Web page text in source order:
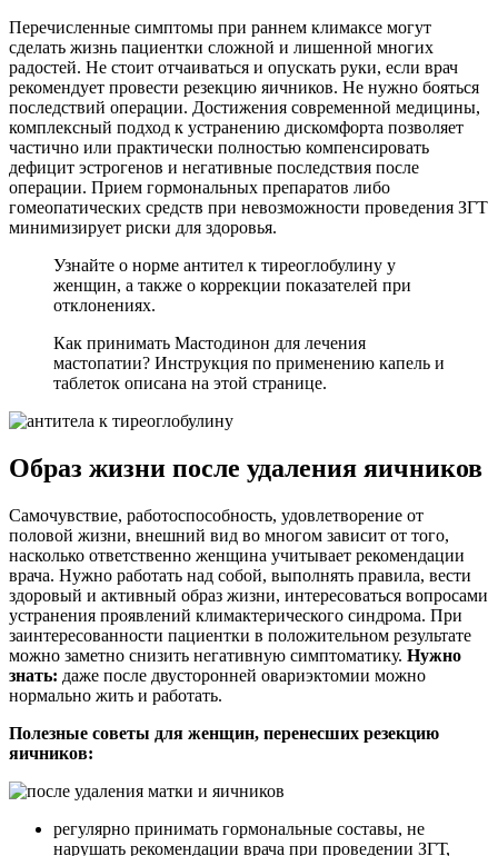
Перечисленные симптомы при раннем климаксе могут
сделать жизнь пациентки сложной и лишенной многих
радостей. Не стоит отчаиваться и опускать руки, если врач
рекомендует провести резекцию яичников. Не нужно бояться
последствий операции. Достижения современной медицины,
комплексный подход к устранению дискомфорта позволяет
частично или практически полностью компенсировать
дефицит эстрогенов и негативные последствия после
операции. Прием гормональных препаратов либо
гомеопатических средств при невозможности проведения ЗГТ
минимизирует риски для здоровья.
Узнайте о норме антител к тиреоглобулину у
женщин, а также о коррекции показателей при
отклонениях.
Как принимать Мастодинон для лечения
мастопатии? Инструкция по применению капель и
таблеток описана на этой странице.
Образ жизни после удаления яичников
Самочувствие, работоспособность, удовлетворение от
половой жизни, внешний вид во многом зависит от того,
насколько ответственно женщина учитывает рекомендации
врача. Нужно работать над собой, выполнять правила, вести
здоровый и активный образ жизни, интересоваться вопросами
устранения проявлений климактерического синдрома. При
заинтересованности пациентки в положительном результате
можно заметно снизить негативную симптоматику. Нужно
знать: даже после двусторонней овариэктомии можно
нормально жить и работать.
Полезные советы для женщин, перенесших резекцию
яичников:
регулярно принимать гормональные составы, не
нарушать рекомендации врача при проведении ЗГТ,